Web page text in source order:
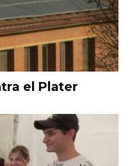
el Plater